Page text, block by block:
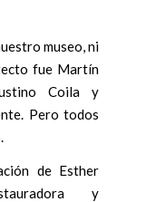
museo, ni
fue Martín
Coila y
Pero todos
de Esther
y